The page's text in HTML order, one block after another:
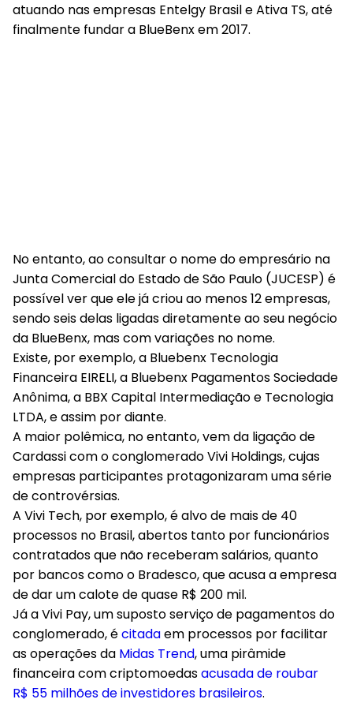
atuando nas empresas Entelgy Brasil e Ativa TS, até
finalmente fundar a BlueBenx em 2017.
No entanto, ao consultar o nome do empresário na
Junta Comercial do Estado de São Paulo (JUCESP) é
possível ver que ele já criou ao menos 12 empresas,
sendo seis delas ligadas diretamente ao seu negócio
da BlueBenx, mas com variações no nome.
Existe, por exemplo, a Bluebenx Tecnologia
Financeira EIRELI, a Bluebenx Pagamentos Sociedade
Anônima, a BBX Capital Intermediação e Tecnologia
LTDA, e assim por diante.
A maior polêmica, no entanto, vem da ligação de
Cardassi com o conglomerado Vivi Holdings, cujas
empresas participantes protagonizaram uma série
de controvérsias.
A Vivi Tech, por exemplo, é alvo de mais de 40
processos no Brasil, abertos tanto por funcionários
contratados que não receberam salários, quanto
por bancos como o Bradesco, que acusa a empresa
de dar um calote de quase R$ 200 mil.
Já a Vivi Pay, um suposto serviço de pagamentos do
conglomerado, écitadaem processos por facilitar
as operações da Midas Trend, uma pirâmide
financeira com criptomoedasacusada de roubar
R$ 55 milhões de investidores brasileiros.